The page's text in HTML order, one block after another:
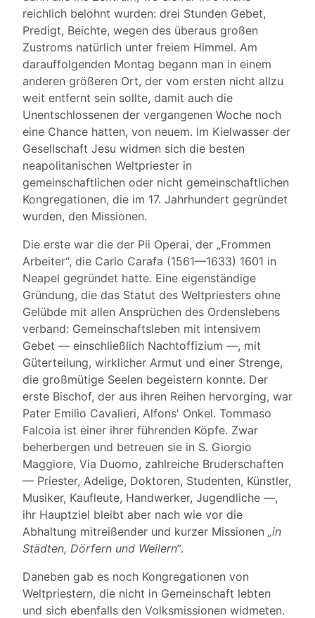
reichlich belohnt wurden: drei Stunden Gebet,
Predigt, Beichte, wegen des überaus großen
Zustroms natürlich unter freiem Himmel. Am
darauffolgenden Montag begann man in einem
anderen größeren Ort, der vom ersten nicht allzu
weit entfernt sein sollte, damit auch die
Unentschlossenen der vergangenen Woche noch
eine Chance hatten, von neuem. Im Kielwasser der
Gesellschaft Jesu widmen sich die besten
neapolitanischen Weltpriester in
gemeinschaftlichen oder nicht gemeinschaftlichen
Kongregationen, die im 17. Jahrhundert gegründet
wurden, den Missionen.
Die erste war die der Pii Operai, der „Frommen
Arbeiter“, die Carlo Carafa (1561—1633) 1601 in
Neapel gegründet hatte. Eine eigenständige
Gründung, die das Statut des Weltpriesters ohne
Gelübde mit allen Ansprüchen des Ordenslebens
verband: Gemeinschaftsleben mit intensivem
Gebet — einschließlich Nachtoffizium —, mit
Güterteilung, wirklicher Armut und einer Strenge,
die großmütige Seelen begeistern konnte. Der
erste Bischof, der aus ihren Reihen hervorging, war
Pater Emilio Cavalieri, Alfons' Onkel. Tommaso
Falcoia ist einer ihrer führenden Köpfe. Zwar
beherbergen und betreuen sie in S. Giorgio
Maggiore, Via Duomo, zahlreiche Bruderschaften
— Priester, Adelige, Doktoren, Studenten, Künstler,
Musiker, Kaufleute, Handwerker, Jugendliche —,
ihr Hauptziel bleibt aber nach wie vor die
Abhaltung mitreißender und kurzer Missionen „in
Städten, Dörfern und Weilern“.
Daneben gab es noch Kongregationen von
Weltpriestern, die nicht in Gemeinschaft lebten
und sich ebenfalls den Volksmissionen widmeten.